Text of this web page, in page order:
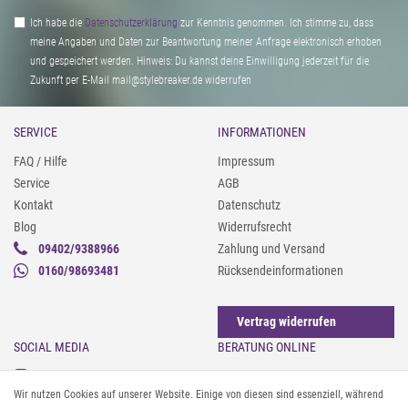
Ich habe die Daten­schutz­erklärung zur Kenntnis genommen. Ich stimme zu, dass
meine Angaben und Daten zur Beantwortung meiner Anfrage elektronisch erhoben
und gespeichert werden. Hinweis: Du kannst deine Einwilligung jederzeit für die
Zukunft per E-Mail mail@stylebreaker.de widerrufen
SERVICE
FAQ / Hilfe
Service
Kontakt
Blog
09402/9388966
0160/98693481
INFORMATIONEN
Impressum
AGB
Datenschutz
Widerrufsrecht
Zahlung und Versand
Rücksendeinformationen
Vertrag widerrufen
SOCIAL MEDIA
Instagram
Facebook
BERATUNG ONLINE
Gürtel messen & kürzen
Sonnenbrillen & UV-Schutz
Wir nutzen Cookies auf unserer Website. Einige von diesen sind essenziell, während